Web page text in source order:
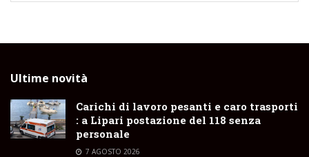
Ultime novità
Carichi di lavoro pesanti e caro trasporti
: a Lipari postazione del 118 senza
personale
7 AGOSTO 2026